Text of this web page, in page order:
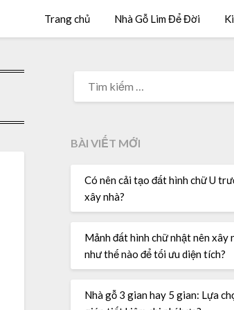
Trang chủ Nhà Gỗ Lim Để Đời
BÀI VIẾT MỚI
Có nên cải tạo đất hình chữ U
xây nhà?
Mảnh đất hình chữ nhật nên xây
như thế nào để tối ưu diện tích?
Nhà gỗ 3 gian hay 5 gian: Lựa